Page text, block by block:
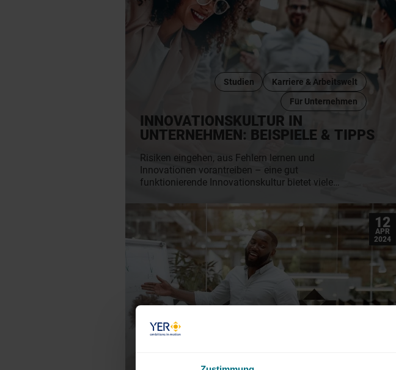
Karriere & Arbeitswelt
Studien
Für Unternehmen
INNOVATIONSKULTUR IN
UNTERNEHMEN: BEISPIELE & TIPPS
Risiken eingehen, aus Fehlern lernen und
Innovationen vorantreiben – eine gut
funktionierende Innovationskultur bietet viele
Innovationskultur in deutschen Unternehmen? Unser
Whitepaper zur Arbeitszufriedenheits-Studie 2024
gibt Aufschluss. Plus: Beispiele von Unternehmen
mit guter Innovationskultur und Tipps, wie Du eine
innovative Kultur aufbaust.
12
APR
2024